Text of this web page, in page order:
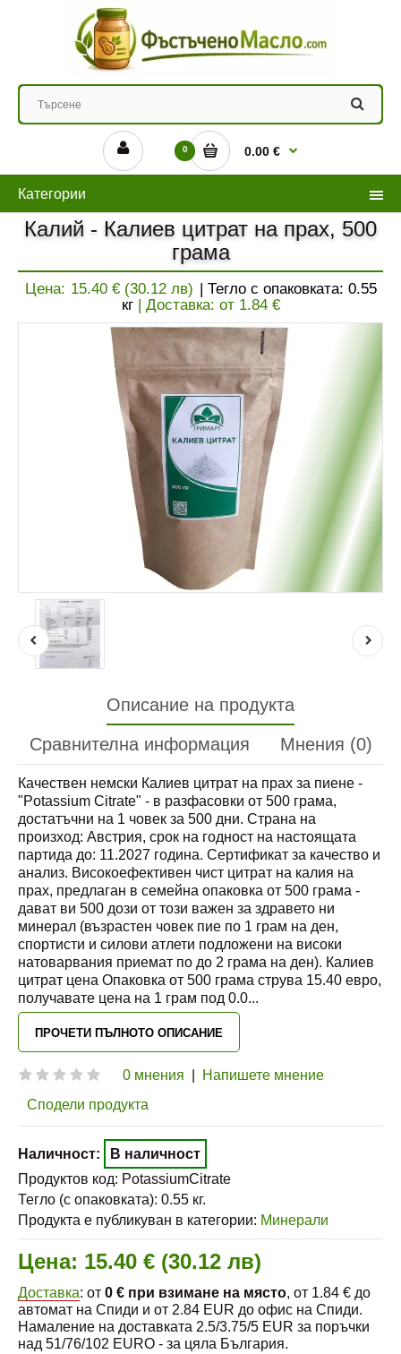
0 0.00 €
Категории
Калий - Калиев цитрат на прах, 500
грама
Цена: 15.40 € (30.12 лв) | Тегло с опаковката: 0.55
кг | Доставка: от 1.84€
Описание на продукта
Сравнителна информация
Мнения (0)
Качествен немски Калиев цитрат на прах за пиене -
"Potassium Citrate" - в разфасовки от 500 грама,
достатъчни на 1 човек за 500 дни. Страна на
произход: Австрия, срок на годност на настоящата
партида до: 11.2027 година. Сертификат за качество и
анализ. Високоефективен чист цитрат на калия на
прах, предлаган в семейна опаковка от 500 грама -
дават ви 500 дози от този важен за здравето ни
минерал (възрастен човек пие по 1 грам на ден,
спортисти и силови атлети подложени на високи
натоварвания приемат по до 2 грама на ден). Калиев
цитрат цена Опаковка от 500 грама струва 15.40 евро,
получавате цена на 1 грам под 0.0...
ПРОЧЕТИ ПЪЛНОТО ОПИСАНИЕ
0 мнения
Напишете мнение
Сподели продукта
Наличност:
В наличност
Продуктов код: PotassiumCitrate
Тегло (с опаковката): 0.55 кг.
Продукта е публикуван в категории: Минерали
Цена: 15.40 € (30.12 лв)
Доставка: от 0 € при взимане на място, от 1.84 € до
автомат на Спиди и от 2.84 EUR до офис на Спиди.
Намаление на доставката 2.5/3.75/5 EUR за поръчки
над 51/76/102 EURO - за цяла България.